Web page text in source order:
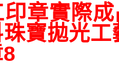
章實際
寶拋光